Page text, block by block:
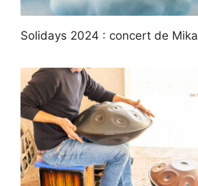
Solidays 2024 : concert de Mika